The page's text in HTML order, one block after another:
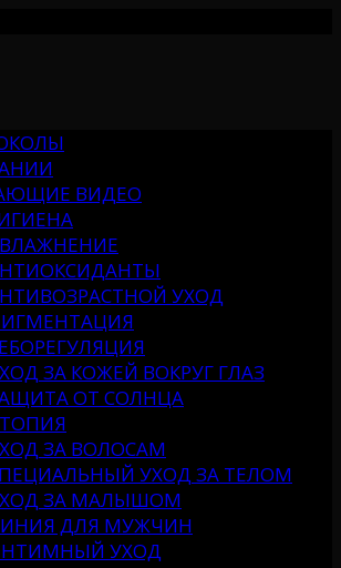
ВИДЕО
УХОД
ЗА КОЖЕЙ ВОКРУГ ГЛАЗ
ОТ СОЛНЦА
ЗА ВОЛОСАМ
УХОД ЗА ТЕЛОМ
ЗА МАЛЫШОМ
ДЛЯ МУЖЧИН
УХОД